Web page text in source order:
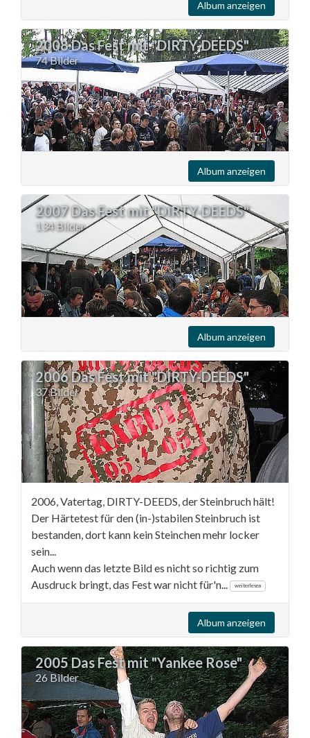
Album anzeigen
2008 Das Fest mit "DIRTY-DEEDS"
74 Bilder
Album anzeigen
2007 Das Fest mit "DIRTY-DEEDS"
134 Bilder
Album anzeigen
2006 Das Fest mit "DIRTY-DEEDS"
37 Bilder
2006, Vatertag, DIRTY-DEEDS, der Steinbruch hält!
Der Härtetest für den (in-)stabilen Steinbruch ist
bestanden, dort kann kein Steinchen mehr locker
sein...
Auch wenn das letzte Bild es nicht so richtig zum
Ausdruck bringt, das Fest war nicht für'n...
weiterlesen
Album anzeigen
2005 Das Fest mit "Yankee Rose"
26 Bilder